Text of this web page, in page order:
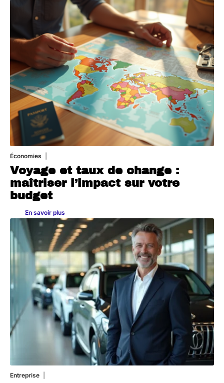
Économies
Voyage et taux de change :
maîtriser l’impact sur votre
budget
En savoir plus
Entreprise